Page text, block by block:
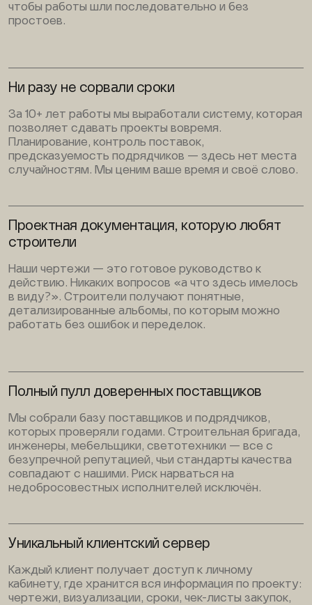
чтобы работы шли последовательно и без
простоев.
Ни разу не сорвали сроки
За 10+ лет работы мы выработали систему, которая
позволяет сдавать проекты вовремя.
Планирование, контроль поставок,
предсказуемость подрядчиков — здесь нет места
случайностям. Мы ценим ваше время и своё слово.
Проектная документация, которую любят
строители
Наши чертежи — это готовое руководство к
действию. Никаких вопросов «а что здесь имелось
в виду?». Строители получают понятные,
детализированные альбомы, по которым можно
работать без ошибок и переделок.
Полный пулл доверенных поставщиков
Мы собрали базу поставщиков и подрядчиков,
которых проверяли годами. Строительная бригада,
инженеры, мебельщики, светотехники — все с
безупречной репутацией, чьи стандарты качества
совпадают с нашими. Риск нарваться на
недобросовестных исполнителей исключён.
Уникальный клиентский сервер
Каждый клиент получает доступ к личному
кабинету, где хранится вся информация по проекту:
чертежи, визуализации, сроки, чек-листы закупок,